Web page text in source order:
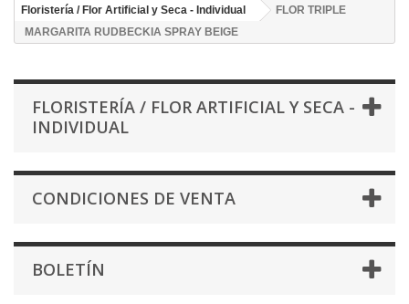
Floristería / Flor Artificial y Seca - Individual
FLOR TRIPLE
MARGARITA RUDBECKIA SPRAY BEIGE
FLORISTERÍA / FLOR ARTIFICIAL Y SECA -
INDIVIDUAL
CONDICIONES DE VENTA
BOLETÍN